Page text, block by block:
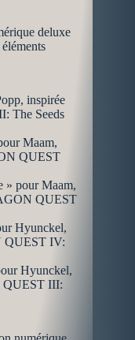
deluxe
inspirée
The Seeds
Maam,
QUEST
» pour Maam,
QUEST
Hyunckel,
QUEST IV:
Hyunckel,
QUEST III: